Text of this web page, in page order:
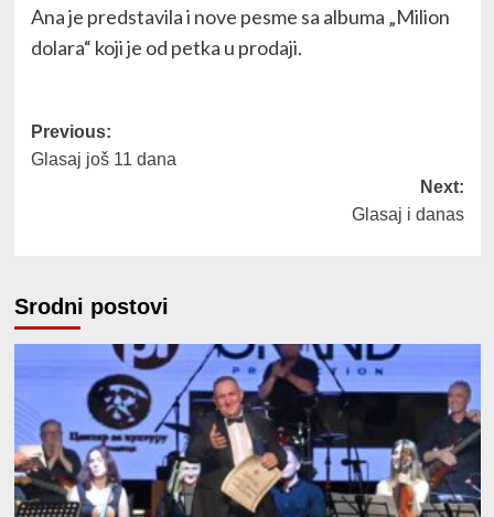
Ana je predstavila i nove pesme sa albuma „Milion
dolara“ koji je od petka u prodaji.
Post
navigation
Previous:
Glasaj još 11 dana
Next:
Glasaj i danas
Srodni postovi